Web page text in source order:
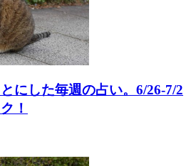
にした毎週の占い。6/26-7/2
！